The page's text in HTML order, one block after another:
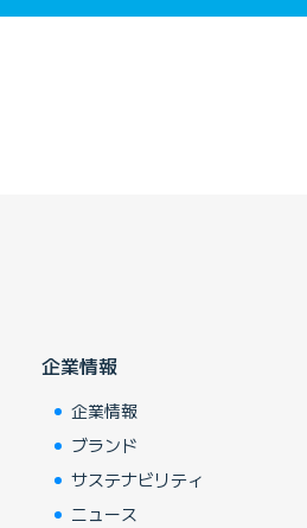
企業情報
企業情報
ブランド
サステナビリティ
ニュース